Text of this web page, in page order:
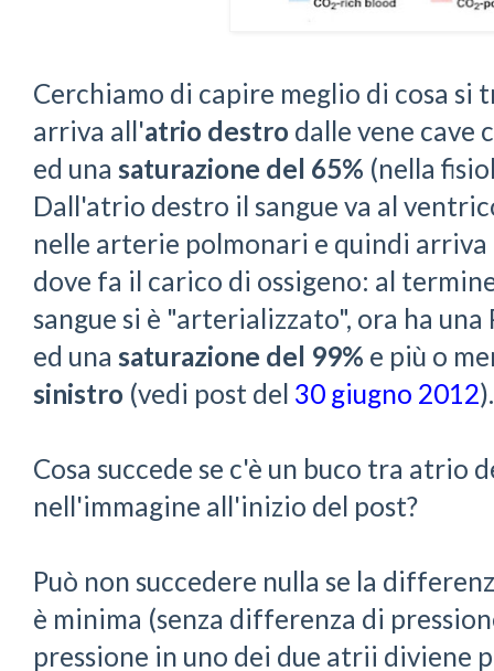
Cerchiamo di capire meglio di cosa si
arriva all'atrio destro dalle vene cave
ed una saturazione del 65% (nella
Dall'atrio destro il sangue va al
nelle arterie polmonari e quindi
dove fa il carico di ossigeno: al
sangue si è "arterializzato", ora ha
ed una saturazione del 99% e più o
sinistro (vedi post del 30 giugno 2012).
Cosa succede se c'è un buco tra atrio
nell'immagine all'inizio del post?
Può non succedere nulla se la
è minima (senza differenza di
pressione in uno dei due atrii diviene